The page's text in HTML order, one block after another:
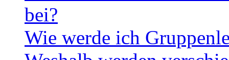
bei?
Wie werde ich